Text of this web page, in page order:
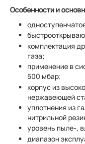
Особенности и
комплектация
газа;
применение в
500 мбар;
корпус из
нержавеющей
уплотнения из
нитрильной
уровень пыле-,
диапазон